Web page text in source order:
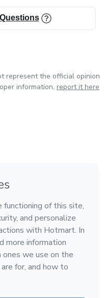
represent the official opinion
information, report it here